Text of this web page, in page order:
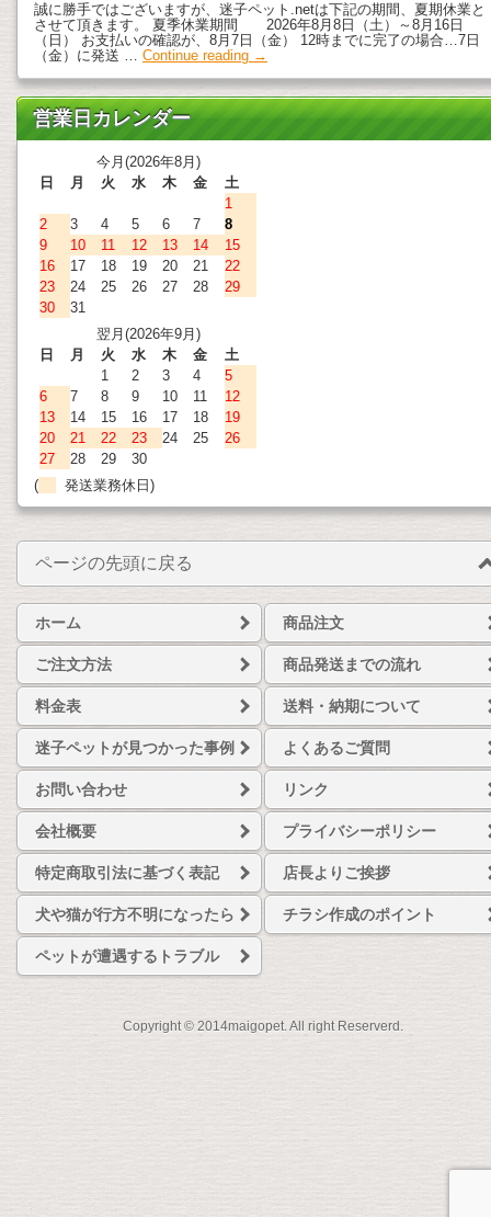
誠に勝手ではございますが、迷子ペット.netは下記の期間、夏期休業と
させて頂きます。 夏季休業期間 2026年8月8日（土）～8月16日
（日） お支払いの確認が、8月7日（金） 12時までに完了の場合…7日
（金）に発送 … Continue reading →
営業日カレンダー
今月(2026年8月)
日
月 火 水 木 金
土
1
2
3 4 5 6 7
8
9
10 11 12 13 14
15
16
17 18 19 20 21
22
23
24 25 26 27 28
29
30
31
翌月(2026年9月)
日
月 火 水 木 金
土
1
2 3 4
5
6
7 8 9 10 11
12
13
14 15 16 17 18
19
20
21 22 23 24 25
26
27
28 29
30
(
発送業務休日)
ページの先頭に戻る
ホーム 商品注文
ご注文方法 商品発送までの流れ
料金表 送料・納期について
迷子ペットが見つかった事例 よくあるご質問
お問い合わせ リンク
会社概要 プライバシーポリシー
特定商取引法に基づく表記 店長よりご挨拶
犬や猫が行方不明になったら チラシ作成のポイント
ペットが遭遇するトラブル
Copyright © 2014maigopet. All right Reserverd.